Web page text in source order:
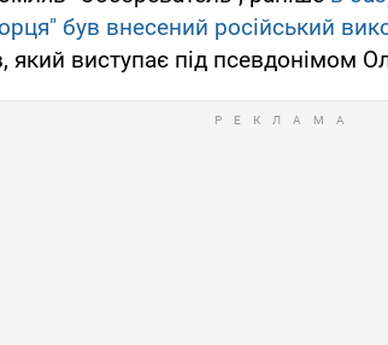
був внесений російський
який виступає під псевдонімом